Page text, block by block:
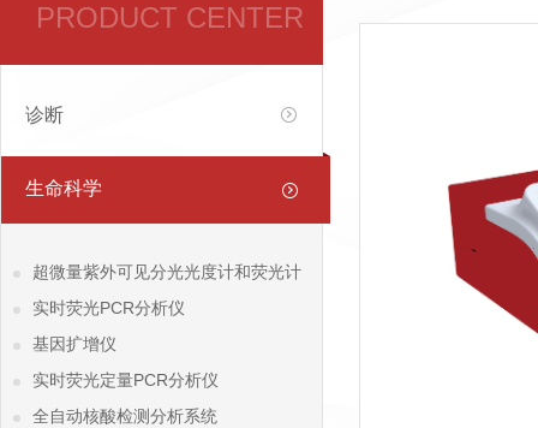
PRODUCT CENTER
诊断
生命科学
超微量紫外可见分光光度计和荧光计
实时荧光PCR分析仪
基因扩增仪
实时荧光定量PCR分析仪
全自动核酸检测分析系统